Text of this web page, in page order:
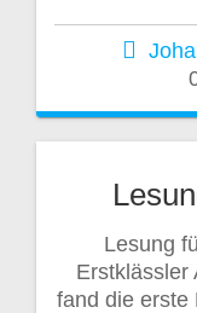
Lesung
Erstklässler
fand die erste